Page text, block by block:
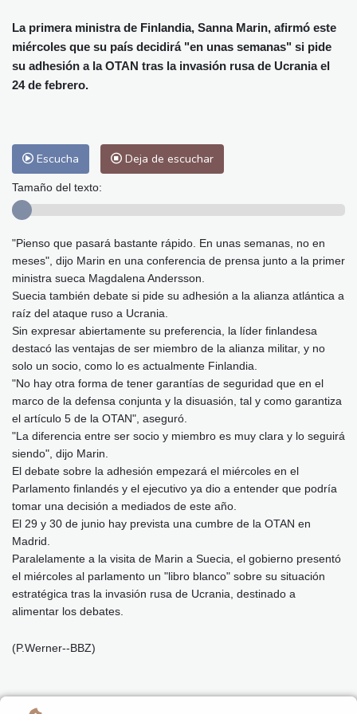
Málaga
33 °C Murcia
35 °C
Las Palmas de Gran Canaria
29 °C
Ibiza
31 °C Buenos Aires
10 °C
Caracas
La primera ministra de Finlandia, Sanna Marin, afirmó este
miércoles que su país decidirá "en unas semanas" si pide
su adhesión a la OTAN tras la invasión rusa de Ucrania el
24 de febrero.
Escucha Deja de escuchar
Tamaño del texto:
"Pienso que pasará bastante rápido. En unas semanas, no en
meses", dijo Marin en una conferencia de prensa junto a la primer
ministra sueca Magdalena Andersson.
Suecia también debate si pide su adhesión a la alianza atlántica a
raíz del ataque ruso a Ucrania.
Sin expresar abiertamente su preferencia, la líder finlandesa
destacó las ventajas de ser miembro de la alianza militar, y no
solo un socio, como lo es actualmente Finlandia.
"No hay otra forma de tener garantías de seguridad que en el
marco de la defensa conjunta y la disuasión, tal y como garantiza
el artículo 5 de la OTAN", aseguró.
"La diferencia entre ser socio y miembro es muy clara y lo seguirá
siendo", dijo Marin.
El debate sobre la adhesión empezará el miércoles en el
Parlamento finlandés y el ejecutivo ya dio a entender que podría
tomar una decisión a mediados de este año.
El 29 y 30 de junio hay prevista una cumbre de la OTAN en
Madrid.
Paralelamente a la visita de Marin a Suecia, el gobierno presentó
el miércoles al parlamento un "libro blanco" sobre su situación
estratégica tras la invasión rusa de Ucrania, destinado a
alimentar los debates.
(P.Werner--BBZ)